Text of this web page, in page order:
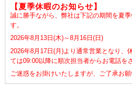
【夏季休暇のお知らせ】
誠に勝手ながら、弊社は下記の期間を夏
す。
2026年8月13日(木)～8月16日(日)
2026年8月17日(月)より通常営業となり、
ては09:00以降に順次担当者からお電話を
ご迷惑をお掛けいたしますが、ご了承お願